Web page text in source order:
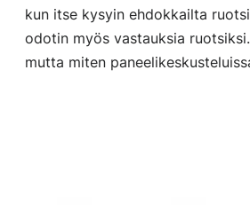
kun itse kysyin ehdokkailta
odotin myös vastauksia
mutta miten